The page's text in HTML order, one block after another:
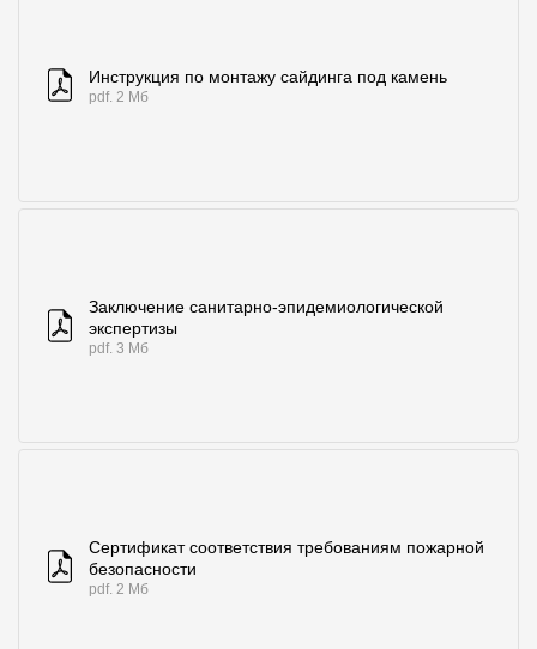
Инструкция по монтажу сайдинга под камень
pdf. 2 Мб
Заключение санитарно-эпидемиологической
экспертизы
pdf. 3 Мб
Сертификат соответствия требованиям пожарной
безопасности
pdf. 2 Мб